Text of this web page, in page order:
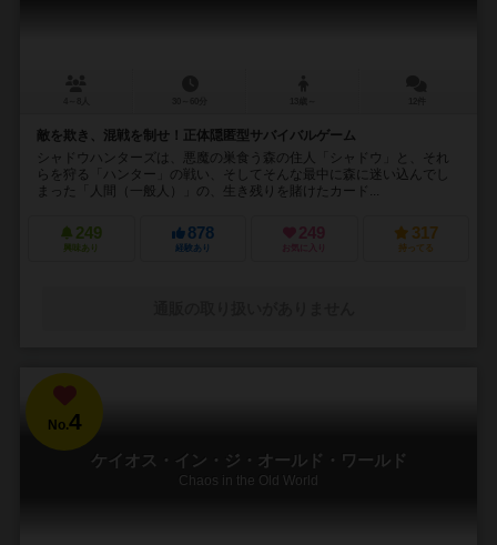
敵を欺き、混戦を制せ！正体隠匿型サバイバルゲーム
シャドウハンターズは、悪魔の巣食う森の住人「シャドウ」と、それ
らを狩る「ハンター」の戦い、そしてそんな最中に森に迷い込んでし
まった「人間（一般人）」の、生き残りを賭けたカード...
249
興味あり
878
経験あり
249
お気に入り
317
持ってる
No.4
ケイオス・イン・ジ・オールド・ワールド
Chaos in the Old World